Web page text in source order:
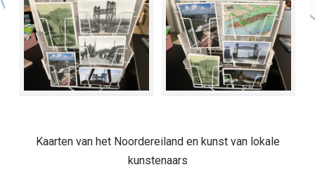
Kaarten van het Noordereiland en kunst van lokale
kunstenaars